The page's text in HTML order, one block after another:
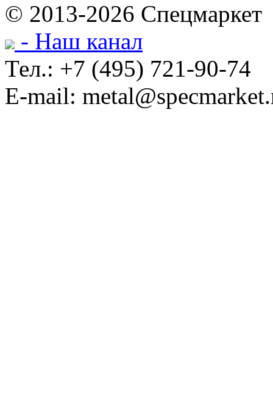
© 2013-2026 Спецмаркет
- Наш канал
Тел.: +7 (495) 721-90-74
E-mail: